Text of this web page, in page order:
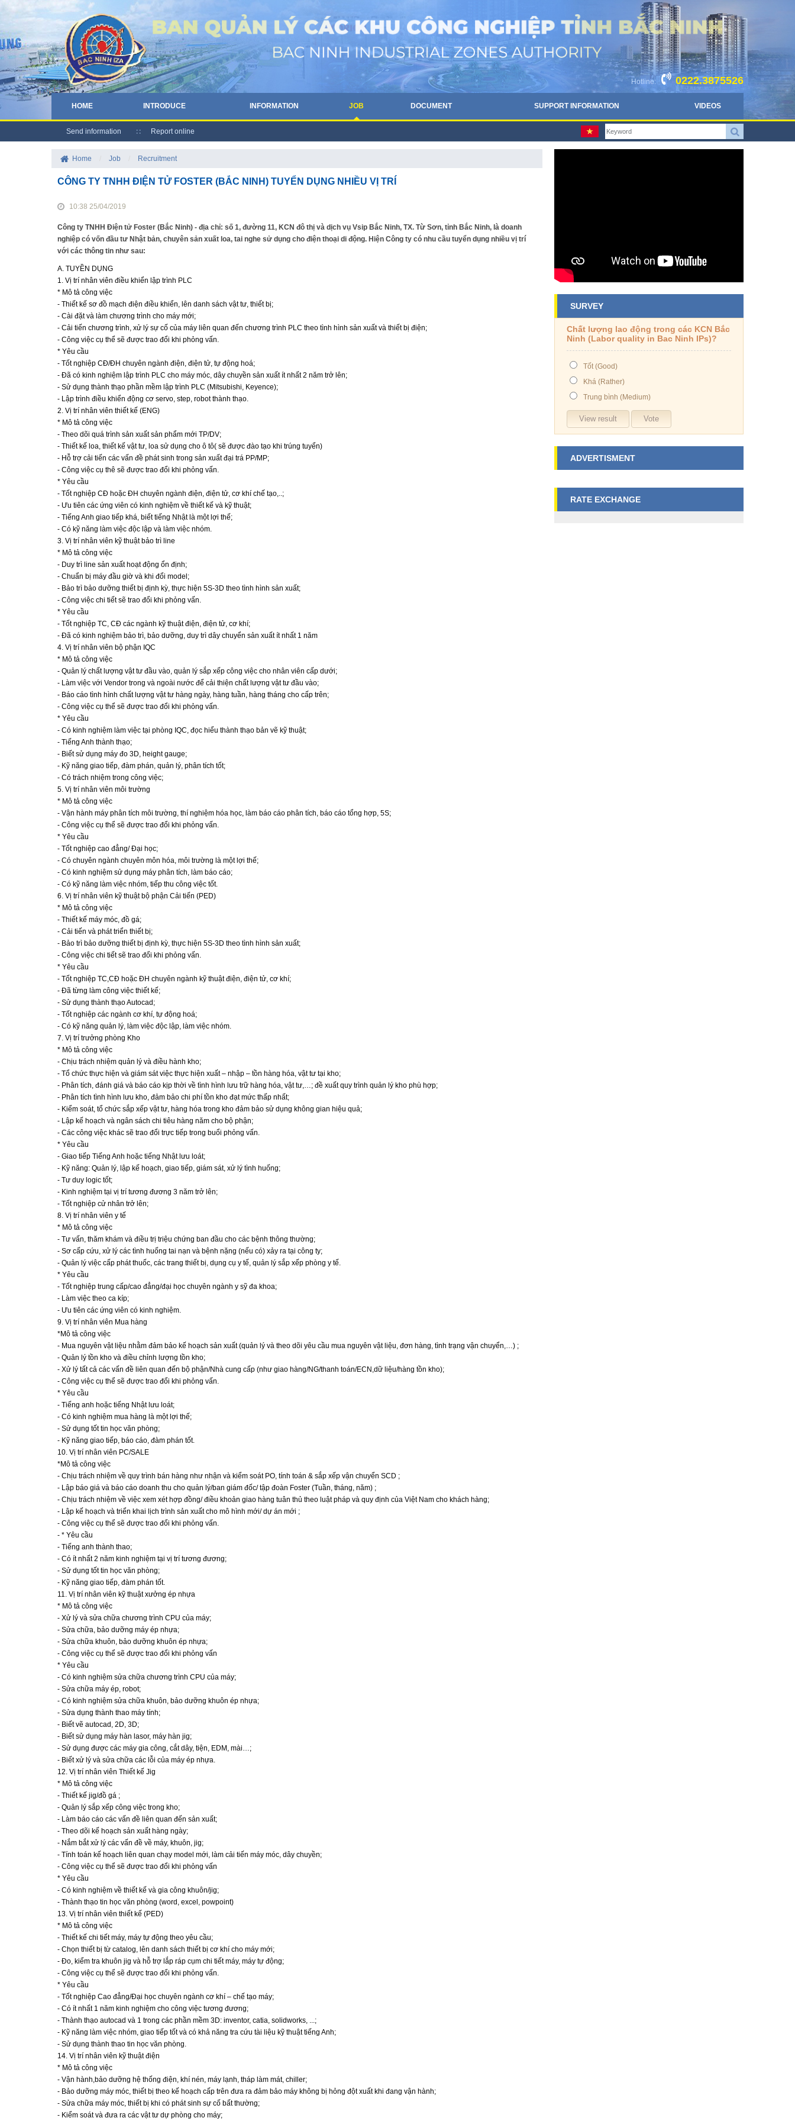
Hotline: 0222.3875526
HOME INTRODUCE INFORMATION JOB DOCUMENT SUPPORT INFORMATION VIDEOS
Send information Report online
Home Job Recruitment
CÔNG TY TNHH ĐIỆN TỬ FOSTER (BẮC NINH) TUYỂN DỤNG NHIỀU VỊ TRÍ
10:38 25/04/2019
Công ty TNHH Điện tử Foster (Bắc Ninh) - địa chỉ: số 1, đường 11, KCN đô thị và dịch vụ Vsip Bắc Ninh, TX. Từ Sơn, tỉnh Bắc Ninh, là doanh
nghiệp có vốn đầu tư Nhật bản, chuyên sản xuất loa, tai nghe sử dụng cho điện thoại di động. Hiện Công ty có nhu cầu tuyển dụng nhiều vị trí
với các thông tin như sau:
A. TUYỀN DỤNG
1. Vị trí nhân viên điều khiển lập trình PLC
* Mô tả công việc
- Thiết kế sơ đồ mạch điện điều khiển, lên danh sách vật tư, thiết bị;
- Cài đặt và làm chương trình cho máy mới;
- Cải tiến chương trình, xử lý sự cố của máy liên quan đến chương trình PLC theo tình hình sản xuất và thiết bị điện;
- Công việc cụ thể sẽ được trao đổi khi phỏng vấn.
* Yêu cầu
- Tốt nghiệp CĐ/ĐH chuyên ngành điện, điện tử, tự động hoá;
- Đã có kinh nghiệm lập trình PLC cho máy móc, dây chuyền sản xuất ít nhất 2 năm trở lên;
- Sử dụng thành thạo phần mềm lập trình PLC (Mitsubishi, Keyence);
- Lập trình điều khiển động cơ servo, step, robot thành thạo.
2. Vị trí nhân viên thiết kế (ENG)
* Mô tả công việc
- Theo dõi quá trình sản xuất sản phẩm mới TP/DV;
- Thiết kế loa, thiết kế vật tư, loa sử dụng cho ô tô( sẽ được đào tạo khi trúng tuyển)
- Hỗ trợ cải tiến các vấn đề phát sinh trong sản xuất đại trá PP/MP;
- Công việc cụ thê sẽ được trao đổi khi phỏng vấn.
* Yêu cầu
- Tốt nghiệp CĐ hoặc ĐH chuyên ngành điện, điện tử, cơ khí chế tạo,..;
- Ưu tiên các ứng viên có kinh nghiệm về thiết kế và kỹ thuật;
- Tiếng Anh giao tiếp khá, biết tiếng Nhật là một lợi thế;
- Có kỹ năng làm việc độc lập và làm việc nhóm.
3. Vị trí nhân viên kỹ thuật bảo trì line
* Mô tả công việc
- Duy trì line sản xuất hoạt động ổn định;
- Chuẩn bị máy đầu giờ và khi đổi model;
- Bảo trì bảo dưỡng thiết bị định kỳ, thực hiện 5S-3D theo tình hình sản xuất;
- Công việc chi tiết sẽ trao đổi khi phỏng vấn.
* Yêu cầu
- Tốt nghiệp TC, CĐ các ngành kỹ thuật điện, điện tử, cơ khí;
- Đã có kinh nghiệm bảo trì, bảo dưỡng, duy trì dây chuyển sản xuất ít nhất 1 năm
4. Vị trí nhân viên bộ phận IQC
* Mô tả công việc
- Quản lý chất lượng vật tư đầu vào, quản lý sắp xếp công việc cho nhân viên cấp dưới;
- Làm việc với Vendor trong và ngoài nước để cải thiện chất lượng vật tư đầu vào;
- Báo cáo tình hình chất lượng vật tư hàng ngày, hàng tuần, hàng tháng cho cấp trên;
- Công việc cụ thể sẽ được trao đổi khi phỏng vấn.
* Yêu cầu
- Có kinh nghiệm làm việc tại phòng IQC, đọc hiểu thành thạo bản vẽ kỹ thuật;
- Tiếng Anh thành thạo;
- Biết sử dụng máy đo 3D, height gauge;
- Kỹ năng giao tiếp, đàm phán, quản lý, phân tích tốt;
- Có trách nhiệm trong công việc;
5. Vị trí nhân viên môi trường
* Mô tả công việc
- Vận hành máy phân tích môi trường, thí nghiệm hóa học, làm báo cáo phân tích, báo cáo tổng hợp, 5S;
- Công việc cụ thể sẽ được trao đổi khi phỏng vấn.
* Yêu cầu
- Tốt nghiệp cao đẳng/ Đại học;
- Có chuyên ngành chuyên môn hóa, môi trường là một lợi thế;
- Có kinh nghiệm sử dụng máy phân tích, làm báo cáo;
- Có kỹ năng làm việc nhóm, tiếp thu công việc tốt.
6. Vị trí nhân viên kỹ thuật bộ phận Cải tiến (PED)
* Mô tả công việc
- Thiết kế máy móc, đồ gá;
- Cải tiến và phát triển thiết bị;
- Bảo trì bảo dưỡng thiết bị định kỳ, thực hiện 5S-3D theo tình hình sản xuất;
- Công việc chi tiết sẽ trao đổi khi phỏng vấn.
* Yêu cầu
- Tốt nghiệp TC,CĐ hoặc ĐH chuyên ngành kỹ thuật điện, điện tử, cơ khí;
- Đã từng làm công việc thiết kế;
- Sử dụng thành thạo Autocad;
- Tốt nghiệp các ngành cơ khí, tự động hoá;
- Có kỹ năng quản lý, làm việc độc lập, làm việc nhóm.
7. Vị trí trưởng phòng Kho
* Mô tả công việc
- Chịu trách nhiệm quản lý và điều hành kho;
- Tổ chức thực hiện và giám sát việc thực hiện xuất – nhập – tồn hàng hóa, vật tư tại kho;
- Phân tích, đánh giá và báo cáo kịp thời về tình hình lưu trữ hàng hóa, vật tư,…; đề xuất quy trình quản lý kho phù hợp;
- Phân tích tình hình lưu kho, đảm bảo chi phí tồn kho đạt mức thấp nhất;
- Kiểm soát, tổ chức sắp xếp vật tư, hàng hóa trong kho đảm bảo sử dụng không gian hiệu quả;
- Lập kế hoạch và ngân sách chi tiêu hàng năm cho bộ phận;
- Các công việc khác sẽ trao đổi trực tiếp trong buổi phỏng vấn.
* Yêu cầu
- Giao tiếp Tiếng Anh hoặc tiếng Nhật lưu loát;
- Kỹ năng: Quản lý, lập kế hoạch, giao tiếp, giám sát, xử lý tình huống;
- Tư duy logic tốt;
- Kinh nghiệm tại vị trí tương đương 3 năm trở lên;
- Tốt nghiệp cử nhân trở lên;
8. Vị trí nhân viên y tế
* Mô tả công việc
- Tư vấn, thăm khám và điều trị triệu chứng ban đầu cho các bệnh thông thường;
- Sơ cấp cứu, xử lý các tình huống tai nạn và bệnh nặng (nếu có) xảy ra tại công ty;
- Quản lý việc cấp phát thuốc, các trang thiết bị, dụng cụ y tế, quản lý sắp xếp phòng y tế.
* Yêu cầu
- Tốt nghiệp trung cấp/cao đẳng/đại học chuyên ngành y sỹ đa khoa;
- Làm việc theo ca kíp;
- Ưu tiên các ứng viên có kinh nghiệm.
9. Vị trí nhân viên Mua hàng
*Mô tả công việc
- Mua nguyên vật liệu nhằm đảm bảo kế hoạch sản xuất (quản lý và theo dõi yêu cầu mua nguyên vật liệu, đơn hàng, tình trạng vận chuyển,…) ;
- Quản lý tồn kho và điều chỉnh lượng tồn kho;
- Xử lý tất cả các vấn đề liên quan đến bộ phận/Nhà cung cấp (như giao hàng/NG/thanh toán/ECN,dữ liệu/hàng tồn kho);
- Công việc cụ thể sẽ được trao đổi khi phỏng vấn.
* Yêu cầu
- Tiếng anh hoặc tiếng Nhật lưu loát;
- Có kinh nghiệm mua hàng là một lợi thế;
- Sử dụng tốt tin học văn phòng;
- Kỹ năng giao tiếp, báo cáo, đàm phán tốt.
10. Vị trí nhân viên PC/SALE
*Mô tả công việc
- Chịu trách nhiệm về quy trình bán hàng như nhận và kiểm soát PO, tính toán & sắp xếp vận chuyển SCD ;
- Lập báo giá và báo cáo doanh thu cho quản lý/ban giám đốc/ tập đoàn Foster (Tuần, tháng, năm) ;
- Chịu trách nhiệm về việc xem xét hợp đồng/ điều khoản giao hàng tuân thủ theo luật pháp và quy định của Việt Nam cho khách hàng;
- Lập kế hoạch và triển khai lịch trình sản xuất cho mô hình mới/ dự án mới ;
- Công việc cụ thể sẽ được trao đổi khi phỏng vấn.
- * Yêu cầu
- Tiếng anh thành thao;
- Có ít nhất 2 năm kinh nghiệm tại vị trí tương đương;
- Sử dụng tốt tin học văn phòng;
- Kỹ năng giao tiếp, đàm phán tốt.
11. Vị trí nhân viên kỹ thuật xưởng ép nhựa
* Mô tả công việc
- Xử lý và sửa chữa chương trình CPU của máy;
- Sửa chữa, bảo dưỡng máy ép nhựa;
- Sửa chữa khuôn, bảo dưỡng khuôn ép nhựa;
- Công việc cụ thể sẽ được trao đổi khi phỏng vấn
* Yêu cầu
- Có kinh nghiệm sửa chữa chương trình CPU của máy;
- Sửa chữa máy ép, robot;
- Có kinh nghiệm sửa chữa khuôn, bảo dưỡng khuôn ép nhựa;
- Sửa dụng thành thao máy tính;
- Biết vẽ autocad, 2D, 3D;
- Biết sử dụng máy hàn lasor, máy hàn jig;
- Sử dụng được các máy gia công, cắt dây, tiện, EDM, mài…;
- Biết xử lý và sửa chữa các lỗi của máy ép nhựa.
12. Vị trí nhân viên Thiết kế Jig
* Mô tả công việc
- Thiết kế jig/đồ gá ;
- Quản lý sắp xếp công việc trong kho;
- Làm báo cáo các vấn đề liên quan đến sản xuất;
- Theo dõi kế hoạch sản xuất hàng ngày;
- Nắm bắt xử lý các vấn đề về máy, khuôn, jig;
- Tính toán kế hoạch liên quan chạy model mới, làm cải tiến máy móc, dây chuyền;
- Công việc cụ thể sẽ được trao đổi khi phỏng vấn
* Yêu cầu
- Có kinh nghiệm về thiết kế và gia công khuôn/jig;
- Thành thạo tin học văn phòng (word, excel, powpoint)
13. Vị trí nhân viên thiết kế (PED)
* Mô tả công việc
- Thiết kế chi tiết máy, máy tự động theo yêu cầu;
- Chọn thiết bị từ catalog, lên danh sách thiết bị cơ khí cho máy mới;
- Đo, kiểm tra khuôn jig và hỗ trợ lắp ráp cụm chi tiết máy, máy tự động;
- Công việc cụ thể sẽ được trao đổi khi phỏng vấn.
* Yêu cầu
- Tốt nghiệp Cao đẳng/Đại học chuyên ngành cơ khí – chế tạo máy;
- Có ít nhất 1 năm kinh nghiệm cho công việc tương đương;
- Thành thạo autocad và 1 trong các phần mềm 3D: inventor, catia, solidworks, ...;
- Kỹ năng làm việc nhóm, giao tiếp tốt và có khả năng tra cứu tài liệu kỹ thuật tiếng Anh;
- Sử dụng thành thao tin học văn phòng.
14. Vị trí nhân viên kỹ thuật điện
* Mô tả công việc
- Vận hành,bảo dưỡng hệ thống điện, khí nén, máy lạnh, tháp làm mát, chiller;
- Bảo dưỡng máy móc, thiết bị theo kế hoạch cấp trên đưa ra đảm bảo máy không bị hỏng đột xuất khi đang vận hành;
- Sửa chữa máy móc, thiết bị khi có phát sinh sự cố bất thường;
- Kiểm soát và đưa ra các vật tư dự phòng cho máy;
SURVEY
Chất lượng lao động trong các KCN Bắc
Ninh (Labor quality in Bac Ninh IPs)?
Tốt (Good)
Khá (Rather)
Trung bình (Medium)
ADVERTISMENT
RATE EXCHANGE